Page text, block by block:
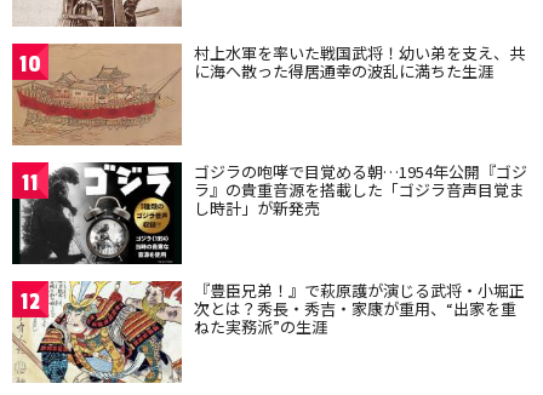
10 村上水軍を率いた戦国武将！幼い弟を支え、共
に海へ散った得居通幸の波乱に満ちた生涯
11 ゴジラの咆哮で目覚める朝…1954年公開『ゴジ
ラ』の貴重音源を搭載した「ゴジラ音声目覚ま
し時計」が新発売
12 『豊臣兄弟！』で萩原護が演じる武将・小堀正
次とは？秀長・秀吉・家康が重用、“出家を重
ねた実務派”の生涯